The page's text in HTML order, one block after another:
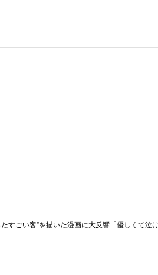
ごい客”を描いた漫画に大反響「優しくて泣け